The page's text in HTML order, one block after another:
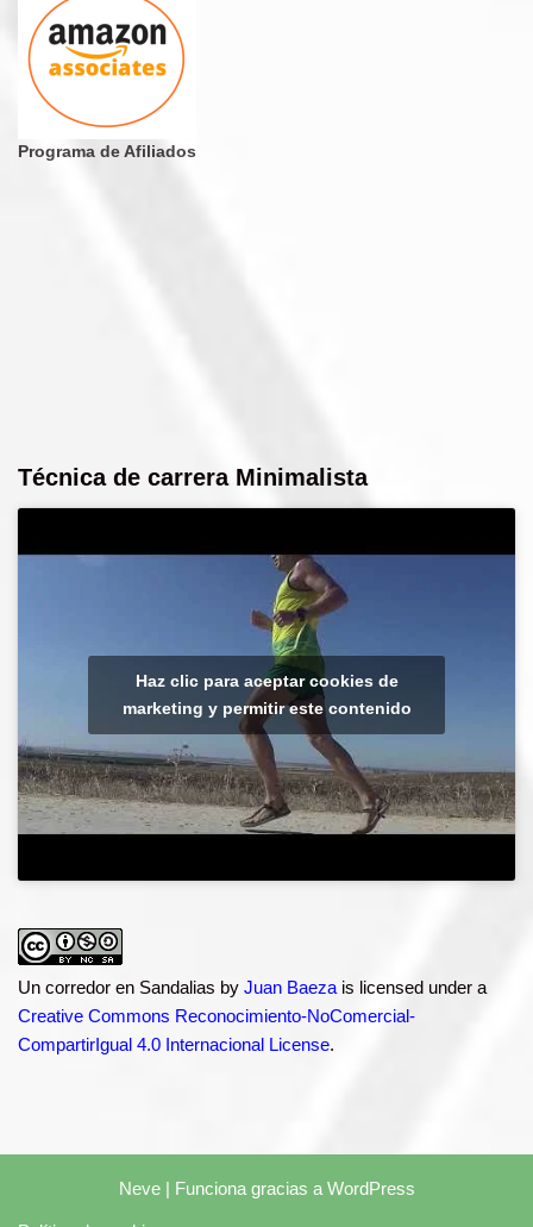
Programa de Afiliados
Técnica de carrera Minimalista
Haz clic para aceptar cookies de
marketing y permitir este contenido
Un corredor en Sandalias by Juan Baeza is licensed under a
Creative Commons Reconocimiento-NoComercial-
CompartirIgual 4.0 Internacional License.
Neve| Funciona gracias a WordPress